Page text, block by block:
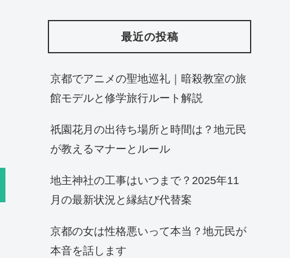
最近の投稿
京都でアニメの聖地巡礼｜暗殺教室の旅
館モデルと修学旅行ルート解説
祇園花月の出待ち場所と時間は？地元民
が教えるマナーとルール
地主神社の工事はいつまで？2025年11
月の最新状況と縁結び代替案
京都の女は性格悪いって本当？地元民が
本音を話します